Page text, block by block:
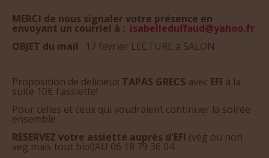
MERCI de nous signaler votre présence en
envoyant un courriel à : isabelleduffaud@yahoo.fr
Proposition de delicieuxTAPAS GRECSavec EFIà la
suite 10€ l'assiette!
Pour celles et ceux qui voudraient continuer la soirée
ensemble